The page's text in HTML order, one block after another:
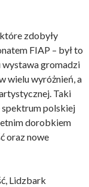
zdobyły
FIAP – był to
wystawa gromadzi
wielu wyróżnień, a
Taki
spektrum polskiej
dorobkiem
oraz nowe
Lidzbark